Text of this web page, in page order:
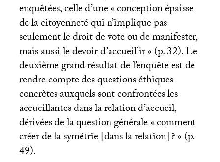
enquêtées, celle d’une «conception épaisse
de la citoyenneté qui n’implique pas
seulement le droit de vote ou de manifester,
mais aussi le devoir d’accueillir» (p. 32). Le
deuxième grand résultat de l’enquête est de
rendre compte des questions éthiques
concrètes auxquels sont confrontées les
accueillantes dans la relation d’accueil,
dérivées de la question générale «comment
créer de la symétrie [dans la relation]?» (p.
49).